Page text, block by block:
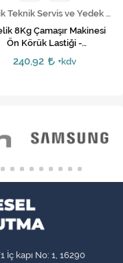
Arçelik Teknik Servis ve Yedek Parça Hizmetleri
8Kg Çamaşır Makinesi
Ön Körük Lastiği -
240,92 +kdv
İç kapı No: 1, 16290